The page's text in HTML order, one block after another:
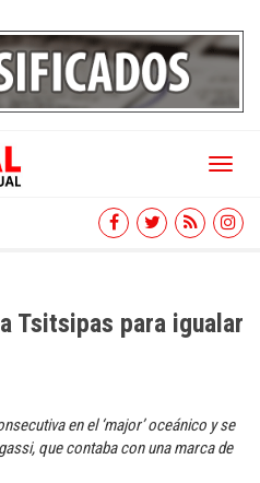
Toggle
Tsitsipas para igualar
en el ‘major’ oceánico y se
que contaba con una marca de